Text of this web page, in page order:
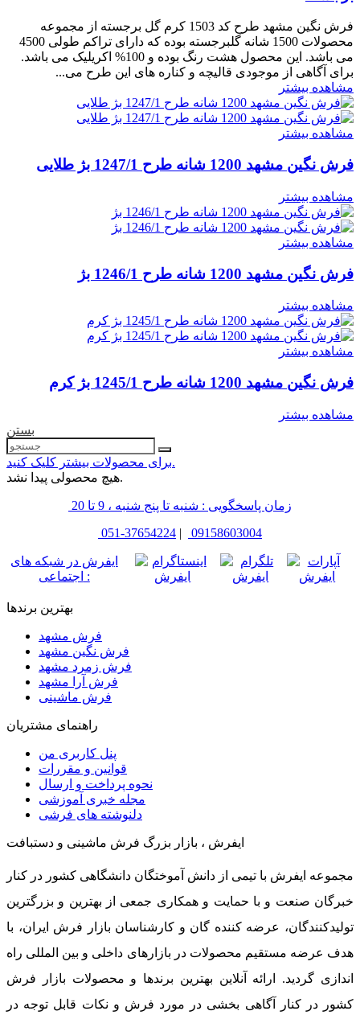
فرش نگین مشهد طرح کد 1503 کرم گل برجسته از مجموعه
محصولات 1500 شانه گلبرجسته بوده که دارای تراکم طولی 4500
می باشد. این محصول هشت رنگ بوده و 100% اکریلیک می باشد.
برای آگاهی از موجودی قالیچه و کناره های این طرح می...
مشاهده بیشتر
مشاهده بیشتر
فرش نگین مشهد 1200 شانه طرح 1247/1 بژ طلایی
مشاهده بیشتر
مشاهده بیشتر
فرش نگین مشهد 1200 شانه طرح 1246/1 بژ
مشاهده بیشتر
مشاهده بیشتر
فرش نگین مشهد 1200 شانه طرح 1245/1 بژ کرم
مشاهده بیشتر
بستن
برای محصولات بیشتر کلیک کنید.
هیچ محصولی پیدا نشد.
زمان پاسخگویی : شنبه تا پنج شنبه ، 9 تا 20
051-37654224 | 09158603004
ایفرش در شبکه های
اجتماعی :
بهترین برندها
فرش مشهد
فرش نگین مشهد
فرش زمرد مشهد
فرش آرا مشهد
فرش ماشینی
راهنمای مشتریان
پنل کاربری من
قوانین و مقررات
نحوه پرداخت و ارسال
مجله خبری آموزشی
دلنوشته های فرشی
ایفرش ، بازار بزرگ فرش ماشینی و دستبافت
مجموعه ایفرش با تیمی از دانش آموختگان دانشگاهی کشور در کنار
خبرگان صنعت و با حمایت و همکاری جمعی از بهترین و بزرگترین
تولیدکنندگان، عرضه کننده گان و کارشناسان بازار فرش ایران، با
هدف عرضه مستقیم محصولات در بازارهای داخلی و بین المللی راه
اندازی گردید. ارائه آنلاین بهترین برندها و محصولات بازار فرش
کشور در کنار آگاهی بخشی در مورد فرش و نکات قابل توجه در